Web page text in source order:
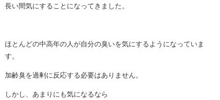
長い間気にすることになってきました。
ほとんどの中高年の人が自分の臭いを気にするようになっていま
す。
加齢臭を過剰に反応する必要はありません。
しかし、あまりにも気になるなら